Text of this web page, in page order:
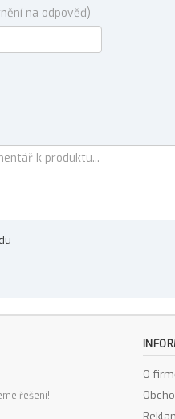
na odpověď)
řešení!
O